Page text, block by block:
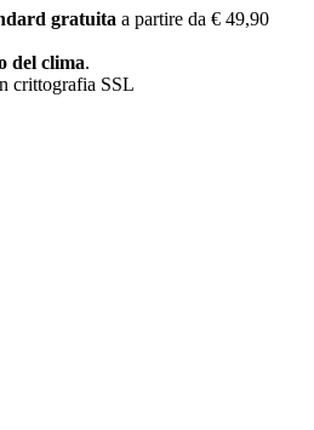
gratuita a partire da € 49,90
del clima.
crittografia SSL